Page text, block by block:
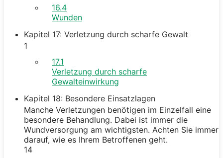
16.4
Wunden
Kapitel 17: Verletzung durch scharfe Gewalt
1
17.1
Verletzung durch scharfe
Gewalteinwirkung
Kapitel 18: Besondere Einsatzlagen
Manche Verletzungen benötigen im Einzelfall eine
besondere Behandlung. Dabei ist immer die
Wundversorgung am wichtigsten. Achten Sie immer
darauf, wie es Ihrem Betroffenen geht.
14